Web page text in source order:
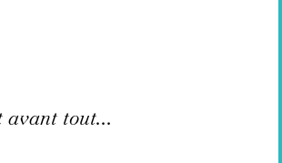
avant tout...